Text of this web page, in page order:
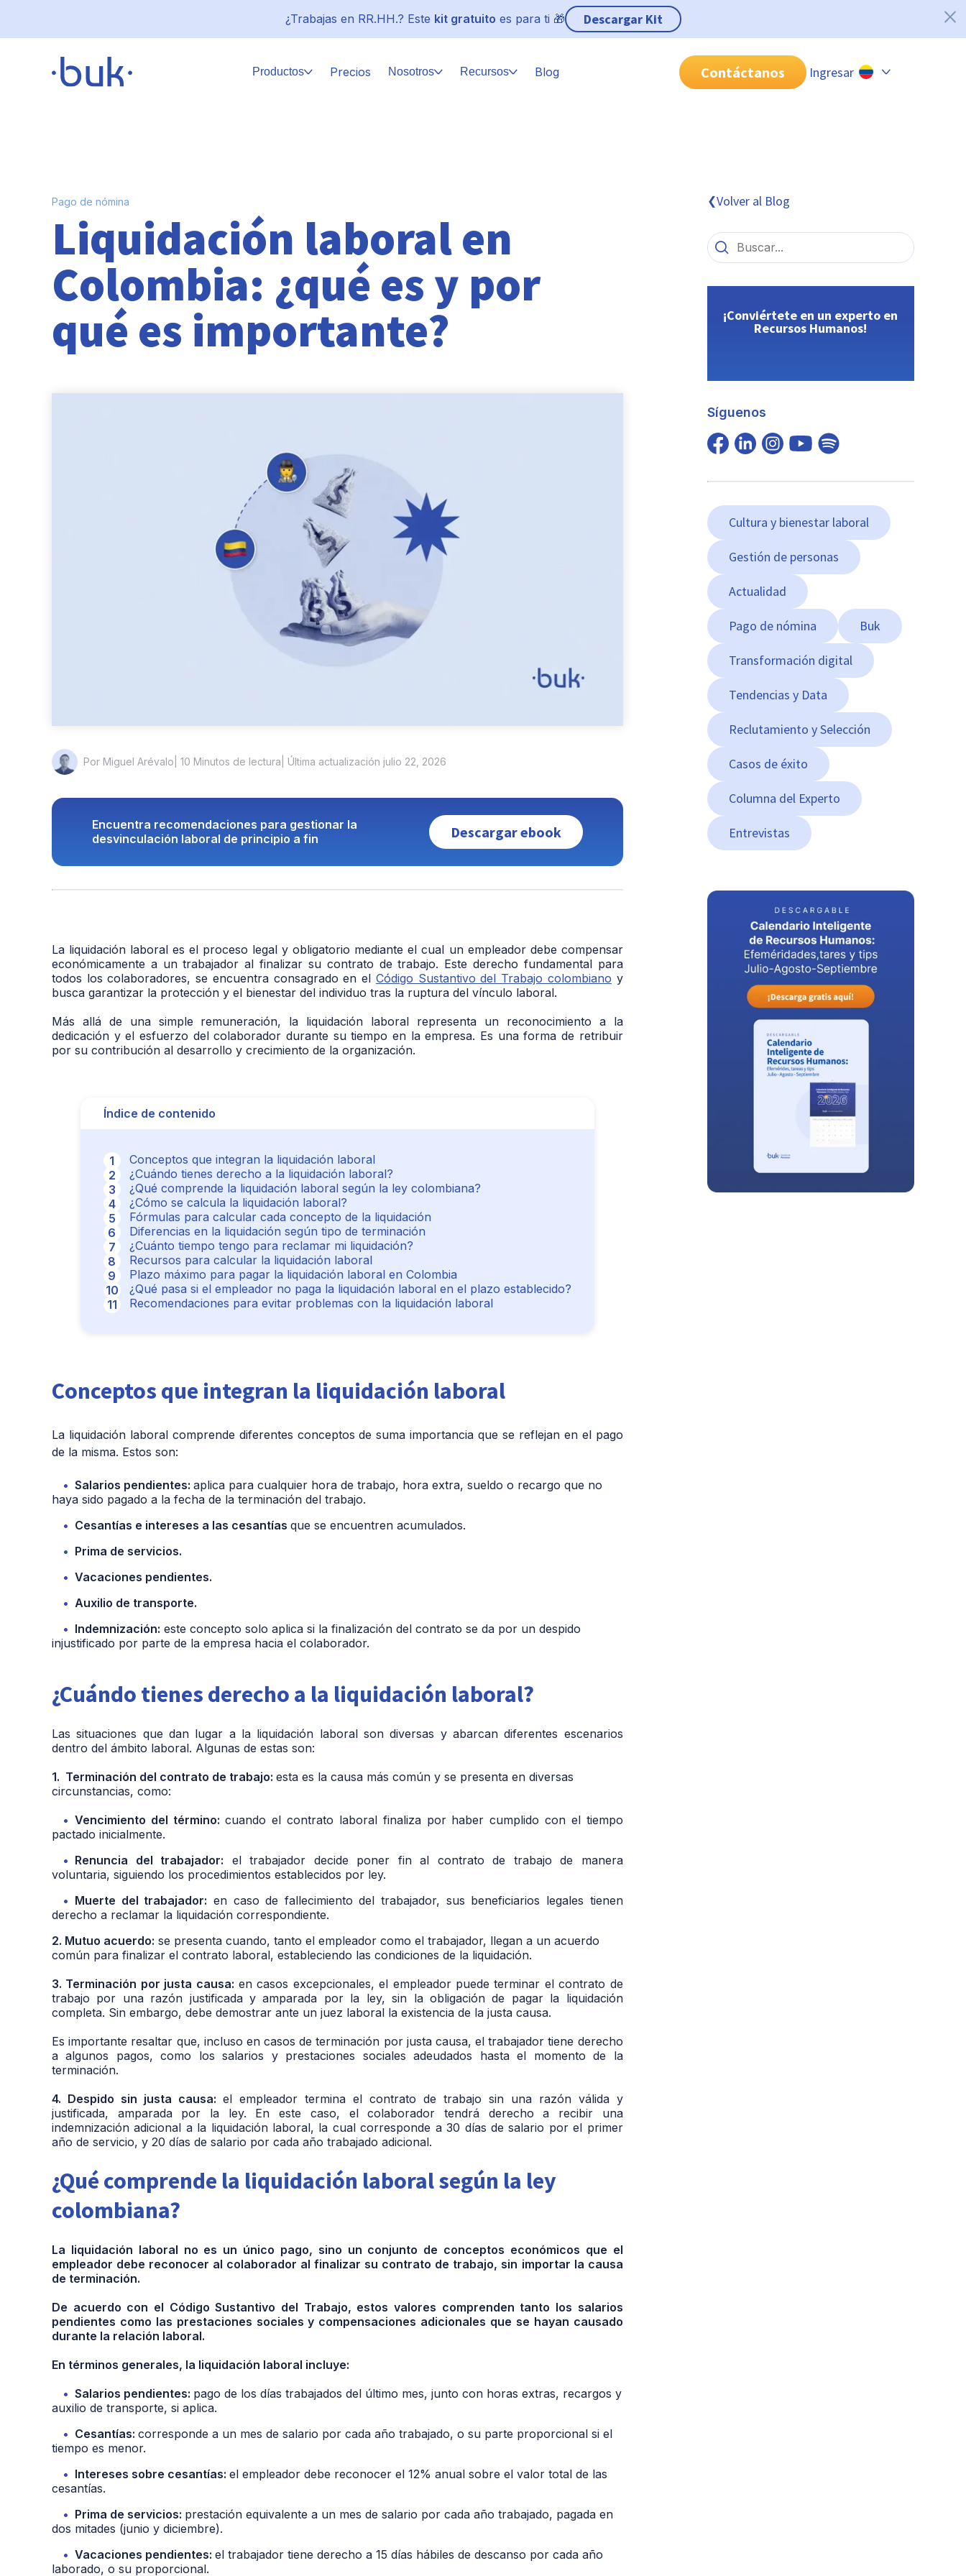
¿Trabajas en RR.HH.? Este kit gratuito es para ti 🎁 Descargar Kit
Productos Precios Nosotros Recursos Blog Contáctanos Ingresar
Pago de nómina
Liquidación laboral en
Colombia: ¿qué es y por
qué es importante?
Por Miguel Arévalo | 10 Minutos de lectura | Última actualización julio 22, 2026
Encuentra recomendaciones para gestionar la
desvinculación laboral de principio a fin
Descargar ebook
La liquidación laboral es el proceso legal y obligatorio mediante el cual un empleador debe compensar
económicamente a un trabajador al finalizar su contrato de trabajo. Este derecho fundamental para
todos los colaboradores, se encuentra consagrado en el Código Sustantivo del Trabajo colombiano y
busca garantizar la protección y el bienestar del individuo tras la ruptura del vínculo laboral.
Más allá de una simple remuneración, la liquidación laboral representa un reconocimiento a la
dedicación y el esfuerzo del colaborador durante su tiempo en la empresa. Es una forma de retribuir
por su contribución al desarrollo y crecimiento de la organización.
Índice de contenido
Conceptos que integran la liquidación laboral
¿Cuándo tienes derecho a la liquidación laboral?
¿Qué comprende la liquidación laboral según la ley colombiana?
¿Cómo se calcula la liquidación laboral?
Fórmulas para calcular cada concepto de la liquidación
Diferencias en la liquidación según tipo de terminación
¿Cuánto tiempo tengo para reclamar mi liquidación?
Recursos para calcular la liquidación laboral
Plazo máximo para pagar la liquidación laboral en Colombia
¿Qué pasa si el empleador no paga la liquidación laboral en el plazo establecido?
Recomendaciones para evitar problemas con la liquidación laboral
Conceptos que integran la liquidación laboral
La liquidación laboral comprende diferentes conceptos de suma importancia que se reflejan en el pago
de la misma. Estos son:
Salarios pendientes: aplica para cualquier hora de trabajo, hora extra, sueldo o recargo que no
haya sido pagado a la fecha de la terminación del trabajo.
Cesantías e intereses a las cesantías que se encuentren acumulados.
Prima de servicios.
Vacaciones pendientes.
Auxilio de transporte.
Indemnización: este concepto solo aplica si la finalización del contrato se da por un despido
injustificado por parte de la empresa hacia el colaborador.
¿Cuándo tienes derecho a la liquidación laboral?
Las situaciones que dan lugar a la liquidación laboral son diversas y abarcan diferentes escenarios
dentro del ámbito laboral. Algunas de estas son:
1. Terminación del contrato de trabajo: esta es la causa más común y se presenta en diversas
circunstancias, como:
Vencimiento del término: cuando el contrato laboral finaliza por haber cumplido con el tiempo
pactado inicialmente.
Renuncia del trabajador: el trabajador decide poner fin al contrato de trabajo de manera
voluntaria, siguiendo los procedimientos establecidos por ley.
Muerte del trabajador: en caso de fallecimiento del trabajador, sus beneficiarios legales tienen
derecho a reclamar la liquidación correspondiente.
2. Mutuo acuerdo: se presenta cuando, tanto el empleador como el trabajador, llegan a un acuerdo
común para finalizar el contrato laboral, estableciendo las condiciones de la liquidación.
3. Terminación por justa causa: en casos excepcionales, el empleador puede terminar el contrato de
trabajo por una razón justificada y amparada por la ley, sin la obligación de pagar la liquidación
completa. Sin embargo, debe demostrar ante un juez laboral la existencia de la justa causa.
Es importante resaltar que, incluso en casos de terminación por justa causa, el trabajador tiene derecho
a algunos pagos, como los salarios y prestaciones sociales adeudados hasta el momento de la
terminación.
4. Despido sin justa causa: el empleador termina el contrato de trabajo sin una razón válida y
justificada, amparada por la ley. En este caso, el colaborador tendrá derecho a recibir una
indemnización adicional a la liquidación laboral, la cual corresponde a 30 días de salario por el primer
año de servicio, y 20 días de salario por cada año trabajado adicional.
¿Qué comprende la liquidación laboral según la ley
colombiana?
La liquidación laboral no es un único pago, sino un conjunto de conceptos económicos que el
empleador debe reconocer al colaborador al finalizar su contrato de trabajo, sin importar la causa
de terminación.
De acuerdo con el Código Sustantivo del Trabajo, estos valores comprenden tanto los salarios
pendientes como las prestaciones sociales y compensaciones adicionales que se hayan causado
durante la relación laboral.
En términos generales, la liquidación laboral incluye:
Salarios pendientes: pago de los días trabajados del último mes, junto con horas extras, recargos y
auxilio de transporte, si aplica.
Cesantías: corresponde a un mes de salario por cada año trabajado, o su parte proporcional si el
tiempo es menor.
Intereses sobre cesantías: el empleador debe reconocer el 12% anual sobre el valor total de las
cesantías.
Prima de servicios: prestación equivalente a un mes de salario por cada año trabajado, pagada en
dos mitades (junio y diciembre).
Vacaciones pendientes: el trabajador tiene derecho a 15 días hábiles de descanso por cada año
laborado, o su proporcional.
❮Volver al Blog
¡Conviértete en un experto en
Recursos Humanos!
Síguenos
Cultura y bienestar laboral
Gestión de personas
Actualidad
Pago de nómina Buk
Transformación digital
Tendencias y Data
Reclutamiento y Selección
Casos de éxito
Columna del Experto
Entrevistas